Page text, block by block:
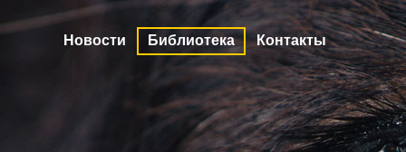
Новости Библиотека Контакты